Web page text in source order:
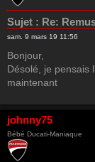
Sujet : Re:
sam. 9 mars 19 11:56
Bonjour,
Désolé, je pensais
maintenant
johnny75
Bébé Ducati-Maniaque